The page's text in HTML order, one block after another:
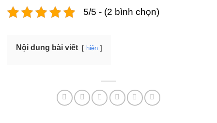
5/5 - (2 bình chọn)
Nội dung bài viết hiện